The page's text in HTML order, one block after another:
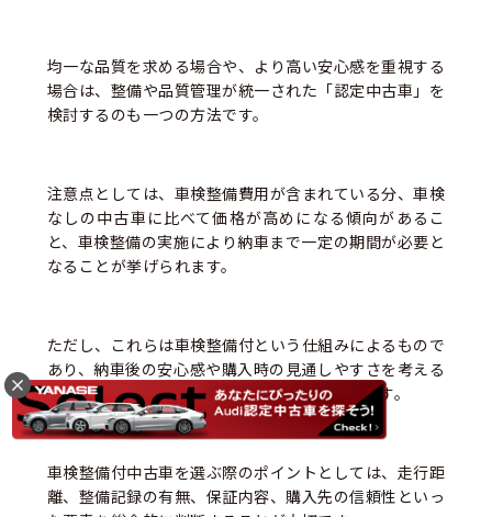
均一な品質を求める場合や、より高い安心感を重視する
場合は、整備や品質管理が統一された「認定中古車」を
検討するのも一つの方法です。
注意点としては、車検整備費用が含まれている分、車検
なしの中古車に比べて価格が高めになる傾向があるこ
と、車検整備の実施により納車まで一定の期間が必要と
なることが挙げられます。
ただし、これらは車検整備付という仕組みによるもので
あり、納車後の安心感や購入時の見通しやすさを考える
と、多くの方にとって価値のある選択といえます。
車検整備付中古車を選ぶ際のポイントとしては、走行距
離、整備記録の有無、保証内容、購入先の信頼性といっ